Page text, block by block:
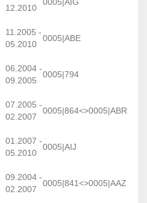
12.2010
11.2005 -
05.2010
0005|ABE
06.2004 -
09.2005
0005|794
07.2005 -
02.2007
0005|864<>0005|ABR
01.2007 -
05.2010
0005|AIJ
09.2004 -
02.2007
0005|841<>0005|AAZ